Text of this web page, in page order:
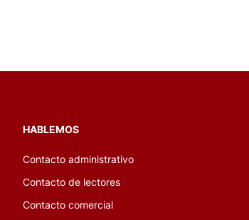
HABLEMOS
Contacto administrativo
Contacto de lectores
Contacto comercial